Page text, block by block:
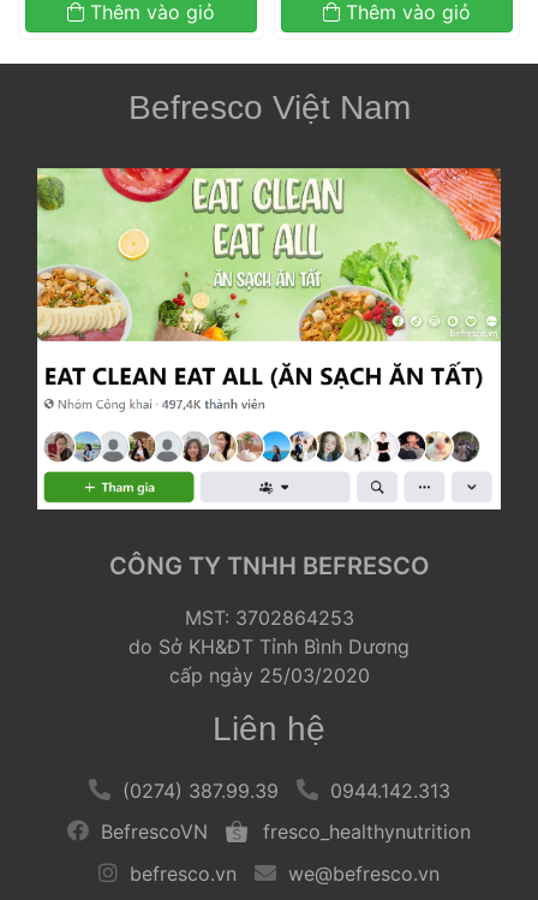
Thêm vào giỏ Thêm vào giỏ
Befresco Việt Nam
CÔNG TY TNHH BEFRESCO
MST: 3702864253
do Sở KH&ĐT Tỉnh Bình Dương
cấp ngày 25/03/2020
Liên hệ
(0274) 387.99.39
0944.142.313
BefrescoVN
fresco_healthynutrition
befresco.vn
we@befresco.vn